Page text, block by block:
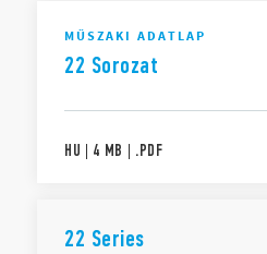
MŰSZAKI ADATLAP
22 Sorozat
HU | 4 MB | .PDF
22 Series